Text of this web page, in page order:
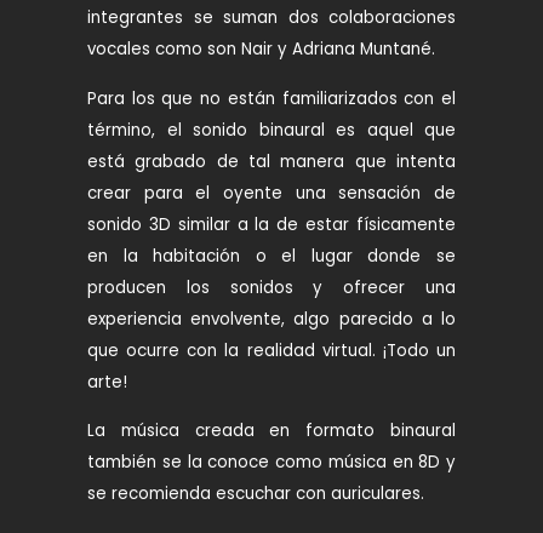
integrantes se suman dos colaboraciones
vocales como son Nair y Adriana Muntané.
Para los que no están familiarizados con el
término, el sonido binaural es aquel que
está grabado de tal manera que intenta
crear para el oyente una sensación de
sonido 3D similar a la de estar físicamente
en la habitación o el lugar donde se
producen los sonidos y ofrecer una
experiencia envolvente, algo parecido a lo
que ocurre con la realidad virtual. ¡Todo un
arte!
La música creada en formato binaural
también se la conoce como música en 8D y
se recomienda escuchar con auriculares.